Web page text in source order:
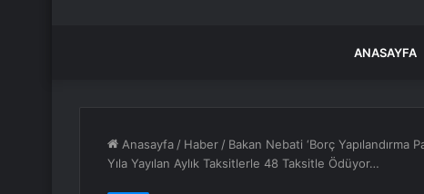
ANASAYFA
Anasayfa / Haber / Bakan Nebati ‘Borç Yapılandırma
Yıla Yayılan Aylık Taksitlerle 48 Taksitle Ödüyor…